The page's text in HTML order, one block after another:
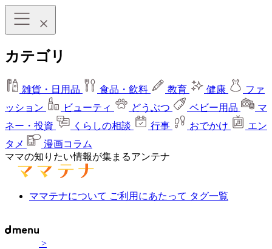
カテゴリ
雑貨・日用品 食品・飲料 教育 健康
ファ
ッション
ビューティ どうぶつ ベビー用品
マ
ネー・投資
くらしの相談 行事 おでかけ
エン
タメ
漫画コラム
ママの知りたい情報が集まるアンテナ
ママテナについて ご利用にあたって タグ一覧
>